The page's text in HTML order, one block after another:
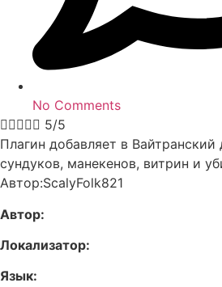
No Comments
 5/5
Плагин добавляет в
сундуков, манекенов, витрин и
Автор:ScalyFolk821
Автор:
Локализатор:
Язык: